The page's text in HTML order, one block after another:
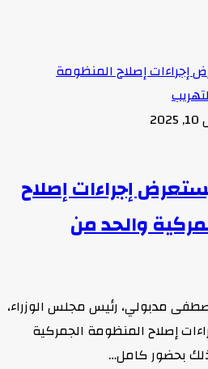
إجراءات إصلاح
والحد من
مدبولي، رئيس مجلس الوزراء،
إصلاح المنظومة الجمركية
بحضور كامل…